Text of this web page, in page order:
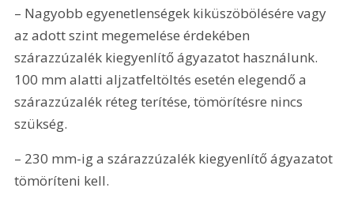
– Nagyobb egyenetlenségek kiküszöbölésére vagy
az adott szint megemelése érdekében
szárazzúzalék kiegyenlítő ágyazatot használunk.
100 mm alatti aljzatfeltöltés esetén elegendő a
szárazzúzalék réteg terítése, tömörítésre nincs
szükség.
– 230 mm-ig a szárazzúzalék kiegyenlítő ágyazatot
tömöríteni kell.